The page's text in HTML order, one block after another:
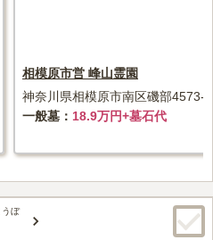
相模原市営 峰山霊園
神奈川県相模原市南区磯部4573-2
一般墓
18.9万円+墓石代
うぼ